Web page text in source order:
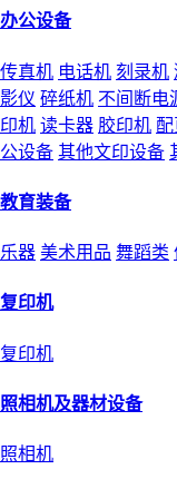
办公设备
传真机 电话机 刻录机
影仪 碎纸机 不间断电
印机 读卡器 胶印机
公设备 其他文印设备
教育装备
乐器 美术用品 舞蹈类
复印机
复印机
照相机及器材设备
照相机